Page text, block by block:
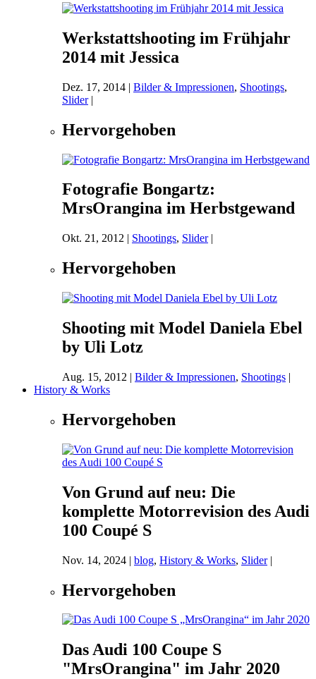
Werkstattshooting im Frühjahr
2014 mit Jessica
Dez. 17, 2014 | Bilder & Impressionen, Shootings,
Slider|
Hervorgehoben
Fotografie Bongartz:
MrsOrangina im Herbstgewand
Okt. 21, 2012 | Shootings, Slider|
Hervorgehoben
Shooting mit Model Daniela Ebel
by Uli Lotz
Aug. 15, 2012 | Bilder & Impressionen, Shootings |
History & Works
Hervorgehoben
Von Grund auf neu: Die
komplette Motorrevision des Audi
100 Coupé S
Nov. 14, 2024 | blog, History & Works, Slider|
Hervorgehoben
Das Audi 100 Coupe S
"MrsOrangina" im Jahr 2020